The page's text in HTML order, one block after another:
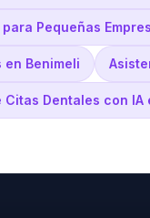
Pequeñas
en Benimeli
Citas Dentales con IA